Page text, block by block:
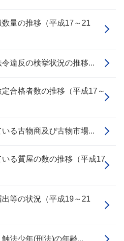
量の推移（平成17～21
違反の検挙状況の推移...
合格者数の推移（平成17～
る古物商及び古物市場...
る質屋の数の推移（平成17
等の状況（平成19～21
法少年(刑法)の年齢...